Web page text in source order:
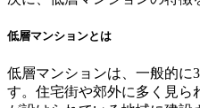
低層マンションとは
低層マンションは、一般的に
す。住宅街や郊外に多く見ら